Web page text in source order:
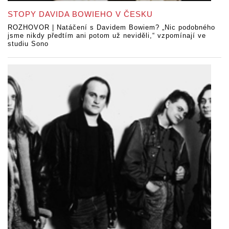
STOPY DAVIDA BOWIEHO V ČESKU
ROZHOVOR | Natáčení s Davidem Bowiem? „Nic podobného
jsme nikdy předtím ani potom už neviděli,“ vzpomínají ve
studiu Sono